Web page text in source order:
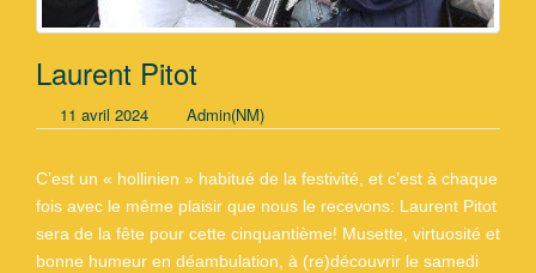
Laurent Pitot
11 avril 2024 Admin(NM)
C’est un « hollinien » habitué de la festivité, et c’est à chaque
fois avec le même plaisir que nous le recevons: Laurent Pitot
sera de la fête pour cette cinquantième! Musette, virtuosité et
bonne humeur en déambulation, à (re)découvrir le samedi